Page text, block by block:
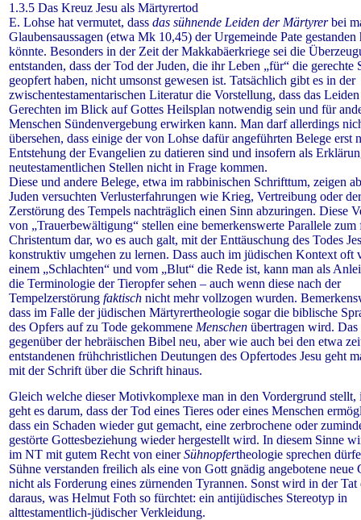
1.3.5 Das Kreuz Jesu als Märtyrertod
E. Lohse hat vermutet, dass das sühnende Leiden der Märtyrerbei
Glaubens­aussagen (etwa Mk 10,45) der Urgemeinde Pate gestanden
könnte. Besonders in der Zeit der Makkabäerkriege sei die
entstanden, dass der Tod der Juden, die ihr Leben „für“ die gerechte
geopfert haben, nicht umsonst gewesen ist. Tatsächlich gibt es in der
zwischentestamentarischen Literatur die Vorstellung, dass das Leiden
Gerechten im Blick auf Gottes Heilsplan notwendig sein und für
Menschen Sündenvergebung erwirken kann. Man darf allerdings
übersehen, dass einige der von Lohse dafür angeführten Belege erst
Entstehung der Evangelien zu datieren sind und insofern als
neutestamentlichen Stellen nicht in Frage kommen.
Diese und andere Belege, etwa im rabbinischen Schrifttum, zeigen
Juden versuchten Verlusterfahrungen wie Krieg, Vertreibung oder der
Zerstörung des Tempels nachträglich einen Sinn abzuringen. Diese
von „Trauerbewältigung“ stellen eine bemerkenswerte Parallele zum
Christentum dar, wo es auch galt, mit der Enttäuschung des Todes
konstruktiv umgehen zu lernen. Dass auch im jüdischen Kontext oft
einem „Schlachten“ und vom „Blut“ die Rede ist, kann man als
die Terminologie der Tieropfer sehen – auch wenn diese nach der
Tempelzerstörung faktisch nicht mehr vollzogen wurden.
dass im Falle der jüdischen Märtyrertheologie sogar die biblische
des Opfers auf zu Tode gekommene Menschen übertragen wird. Das
gegenüber der hebräischen Bibel neu, aber wie auch bei den etwa
entstandenen frühchristlichen Deutungen des Opfertodes Jesu geht
mit der Schrift über die Schrift hinaus.
Gleich welche dieser Motivkomplexe man in den Vordergrund stellt,
geht es darum, dass der Tod eines Tieres oder eines Menschen
dass ein Schaden wieder gut gemacht, eine zerbrochene oder
gestörte Gottesbeziehung wieder hergestellt wird. In diesem Sinne
im NT mit gutem Recht von einerSühnopfertheologie sprechen
Sühne verstanden freilich als eine von Gott gnädig angebotene neue
nicht als Forderung eines zürnenden Tyrannen. Sonst wird in der Tat
daraus, was Helmut Foth so fürchtet: ein antijüdisches Stereotyp in
alttestamentlich-jüdischer Verkleidung.